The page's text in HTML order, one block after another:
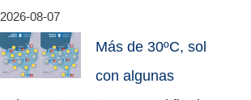
2026-08-07
Más de 30ºC, sol
con algunas